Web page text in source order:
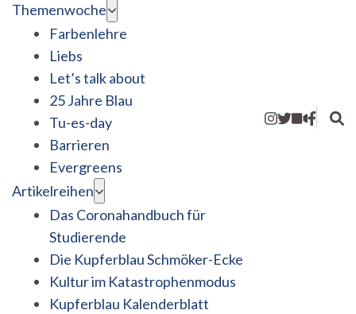
Themenwoche
Farbenlehre
Liebs
Let’s talk about
25 Jahre Blau
Tu-es-day
Barrieren
Evergreens
Artikelreihen
Das Coronahandbuch für
Studierende
Die Kupferblau Schmöker-Ecke
Kultur im Katastrophenmodus
Kupferblau Kalenderblatt